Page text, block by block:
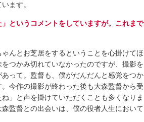
ます。
というコメントをしていますが。これまで
んとお芝居をするということを心掛けてほ
つかみ切れていなかったのですが、撮影を
って。監督も、僕がだんだんと感覚をつか
今作の撮影が終わった後も大森監督から受
」と声を掛けていただくことも多くなりま
監督との出会いは、僕の役者人生において